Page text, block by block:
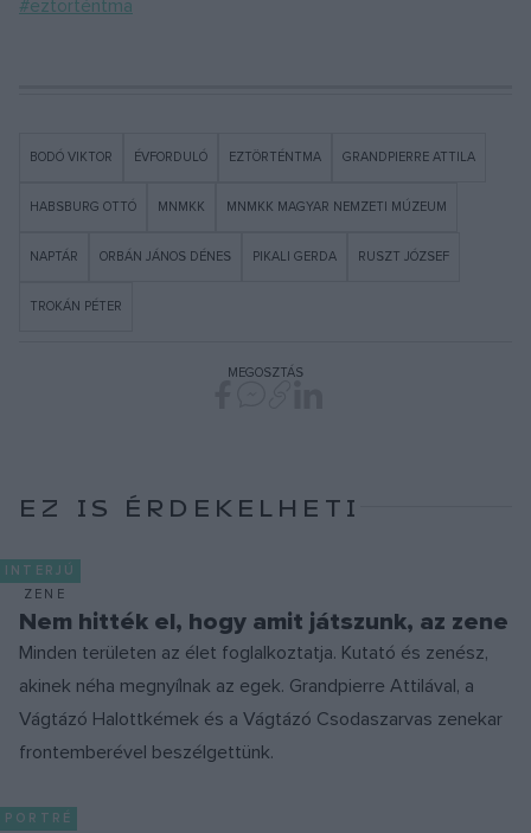
#eztörténtma
BODÓ VIKTOR ÉVFORDULÓ EZTÖRTÉNTMA GRANDPIERRE ATTILA
HABSBURG OTTÓ MNMKK MNMKK MAGYAR NEMZETI MÚZEUM
NAPTÁR ORBÁN JÁNOS DÉNES PIKALI GERDA RUSZT JÓZSEF
TROKÁN PÉTER
MEGOSZTÁS
EZ IS ÉRDEKELHETI
INTERJÚ
ZENE
Nem hitték el, hogy amit játszunk, az zene
Minden területen az élet foglalkoztatja. Kutató és zenész,
akinek néha megnyílnak az egek. Grandpierre Attilával, a
Vágtázó Halottkémek és a Vágtázó Csodaszarvas zenekar
frontemberével beszélgettünk.
PORTRÉ